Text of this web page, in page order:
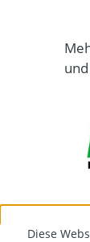
Diese